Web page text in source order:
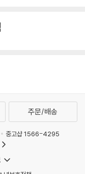
주문/배송
중고샵 1566-4295